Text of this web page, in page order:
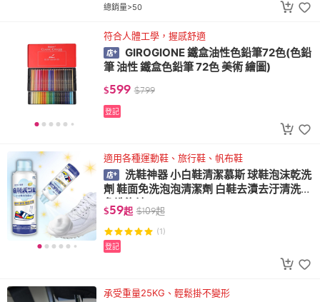
總銷量>50
符合人體工學，握感舒適
GIROGIONE 鐵盒油性色鉛筆72色(色鉛
筆 油性 鐵盒色鉛筆 72色 美術 繪圖)
$599 $799
登記
適用各種運動鞋、旅行鞋、帆布鞋
洗鞋神器 小白鞋清潔慕斯 球鞋泡沫乾洗
劑 鞋面免洗泡泡清潔劑 白鞋去漬去汙清洗
免洗泡沫
$59起 $109起
(1)
登記
承受重量25KG、輕鬆掛不變形